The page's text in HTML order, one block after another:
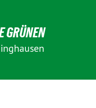
GRÜNEN